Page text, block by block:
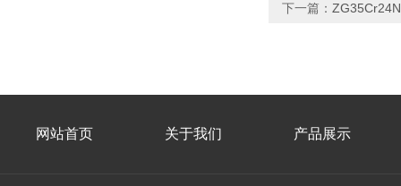
下一篇：
网站首页 关于我们 产品展示